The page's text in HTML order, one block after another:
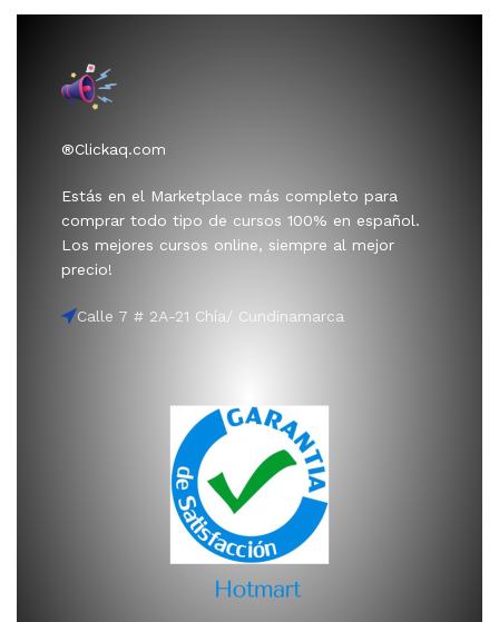
®Clickaq.com
Estás en el Marketplace más completo para
comprar todo tipo de cursos 100% en español.
Los mejores cursos online, siempre al mejor
precio!
Calle 7 # 2A-21 Chía/ Cundinamarca